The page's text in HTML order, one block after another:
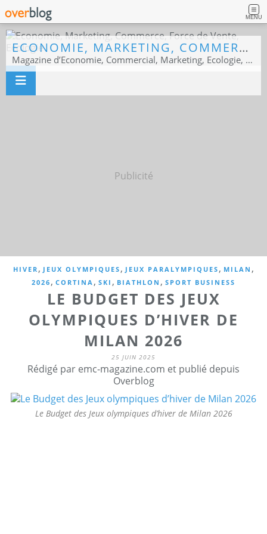
MENU
ECONOMIE, MARKETING, COMMERCE, FORCE DE VENTE, ECOLOGIE
Magazine d’Economie, Commercial, Marketing, Ecologie, Sport business
Publicité
HIVER , JEUX OLYMPIQUES , JEUX PARALYMPIQUES , MILAN ,
2026 , CORTINA , SKI , BIATHLON , SPORT BUSINESS
LE BUDGET DES JEUX
OLYMPIQUES D’HIVER DE
MILAN 2026
25 JUIN 2025
Rédigé par emc-magazine.com et publié depuis
Overblog
Le Budget des Jeux olympiques d’hiver de Milan 2026